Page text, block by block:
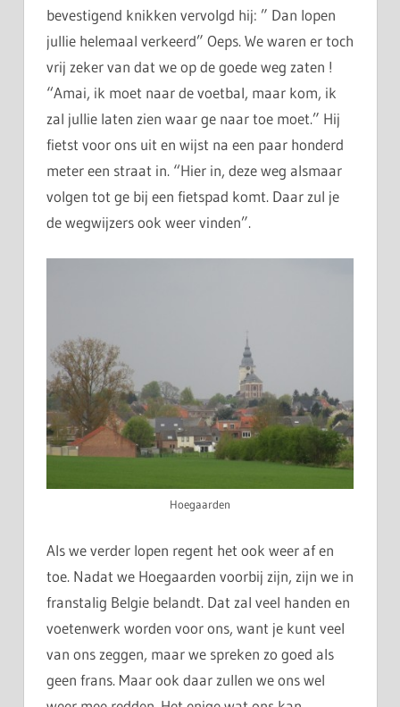
bevestigend knikken vervolgd hij: ” Dan lopen
jullie helemaal verkeerd” Oeps. We waren er toch
vrij zeker van dat we op de goede weg zaten !
“Amai, ik moet naar de voetbal, maar kom, ik
zal jullie laten zien waar ge naar toe moet.” Hij
fietst voor ons uit en wijst na een paar honderd
meter een straat in. “Hier in, deze weg alsmaar
volgen tot ge bij een fietspad komt. Daar zul je
de wegwijzers ook weer vinden”.
Hoegaarden
Als we verder lopen regent het ook weer af en
toe. Nadat we Hoegaarden voorbij zijn, zijn we in
franstalig Belgie belandt. Dat zal veel handen en
voetenwerk worden voor ons, want je kunt veel
van ons zeggen, maar we spreken zo goed als
geen frans. Maar ook daar zullen we ons wel